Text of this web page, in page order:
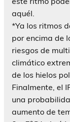
aquél.
*Ya los ritmos
por encima de
riesgos de
climático
de los hielos
Finalmente, el
una
aumento de